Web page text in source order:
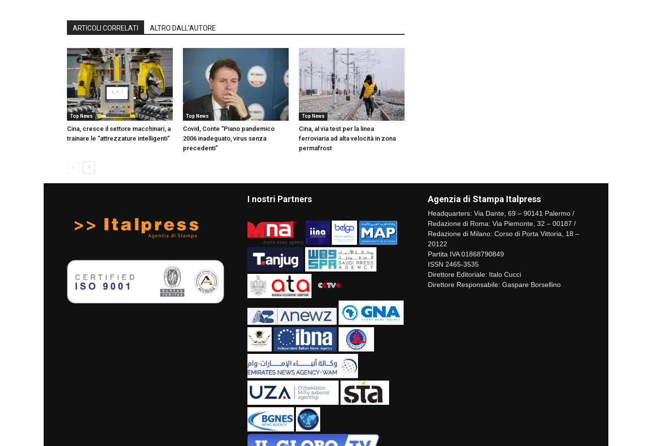
ARTICOLI CORRELATI ALTRO DALL'AUTORE
Top News
Cina, cresce il settore macchinari, a
trainare le “attrezzature intelligenti”
Top News
Covid, Conte “Piano pandemico
2006 inadeguato, virus senza
precedenti”
Top News
Cina, al via test per la linea
ferroviaria ad alta velocità in zona
permafrost
I nostri Partners Agenzia di Stampa Italpress
Headquarters: Via Dante, 69 – 90141 Palermo /
Redazione di Roma: Via Piemonte, 32 – 00187 /
Redazione di Milano: Corso di Porta Vittoria, 18 –
20122
Partita IVA 01868790849
ISSN 2465-3535
Direttore Editoriale: Italo Cucci
Direttore Responsabile: Gaspare Borsellino